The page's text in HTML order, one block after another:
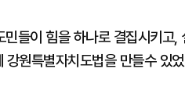
들이 힘을 하나로 결집시키고,
원특별자치도법을 만들수 있